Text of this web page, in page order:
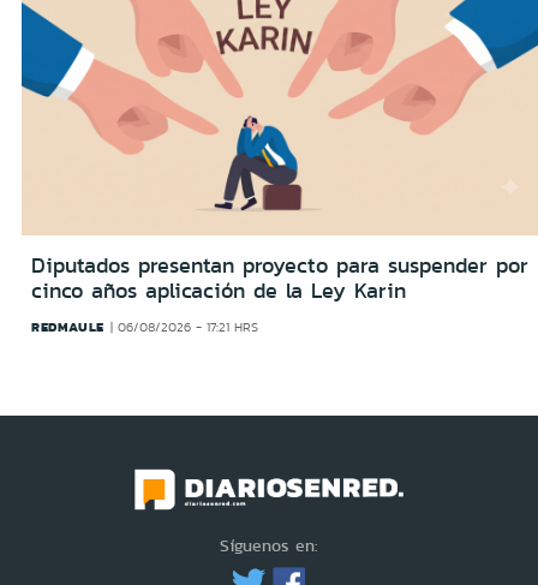
Diputados presentan proyecto para suspender por
cinco años aplicación de la Ley Karin
REDMAULE 06/08/2026 - 17:21 HRS
Síguenos en: